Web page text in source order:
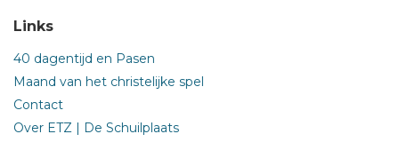
Links
40 dagentijd en Pasen
Maand van het christelijke spel
Contact
Over ETZ | De Schuilplaats